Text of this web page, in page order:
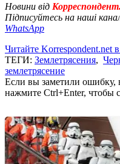
Новини від
Підписуйтесь на наші
WhatsApp
Читайте Korrespondent.net
ТЕГИ: Землетрясения,
землетрясение
Если вы заметили ошибку,
нажмите Ctrl+Enter, чтобы